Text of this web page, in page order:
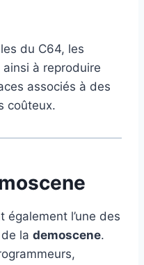
du C64, les
à reproduire
associés à des
coûteux.
l’une des
la demoscene.